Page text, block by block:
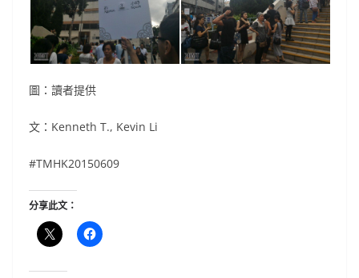
圖：讀者提供
文：Kenneth T., Kevin Li
#TMHK20150609
分享此文：